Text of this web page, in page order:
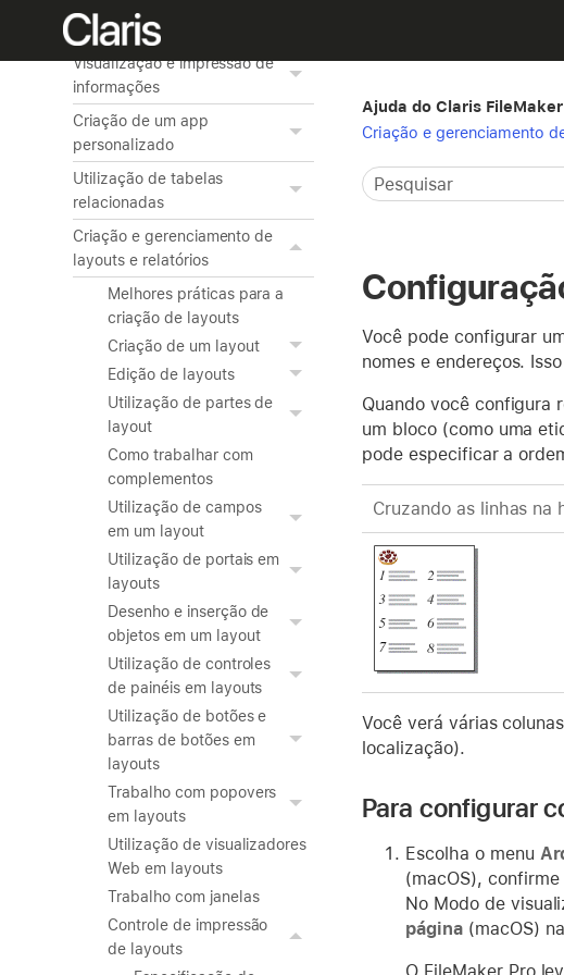
Classificação de registros
Visualização e impressão de
informações
Criação de um app
personalizado
Utilização de tabelas
relacionadas
Criação e gerenciamento de
layouts e relatórios
Melhores práticas para a
criação de layouts
Criação de um layout
Edição de layouts
Utilização de partes de
layout
Como trabalhar com
complementos
Utilização de campos
em um layout
Utilização de portais em
layouts
Desenho e inserção de
objetos em um layout
Utilização de controles
de painéis em layouts
Utilização de botões e
barras de botões em
layouts
Trabalho com popovers
em layouts
Utilização de visualizadores
Web em layouts
Trabalho com janelas
Controle de impressão
de layouts
Ajuda do Claris
Criação e gerenciamento
Você pode configurar
nomes e endereços.
Quando você configura
um bloco (como uma
pode especificar a
Cruzando as linhas na
Você verá várias
localização).
Para configurar
Escolha o menu
(macOS),
No Modo de
página(macOS)